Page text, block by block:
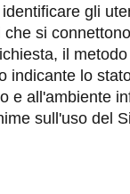
gli
si
il metodo
indicante lo
e all'ambiente
sull'uso del